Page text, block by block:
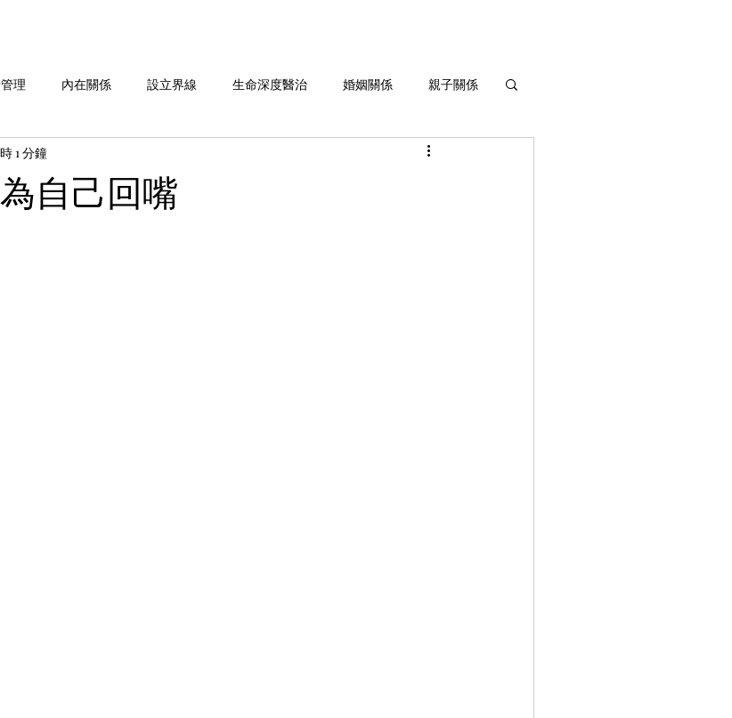
理 內在關係 設立界線 生命深度醫治 婚姻關係 親子關係
劉老師說 系列 生命灌溉與成長
自己回嘴
1 分鐘